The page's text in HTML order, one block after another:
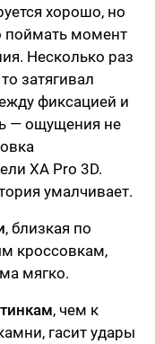
хорошо, но
поймать момент
Несколько раз
затягивал
фиксацией и
— ощущения не
XA Pro 3D.
умалчивает.
, близкая по
кроссовкам,
мягко.
, чем к
гасит удары